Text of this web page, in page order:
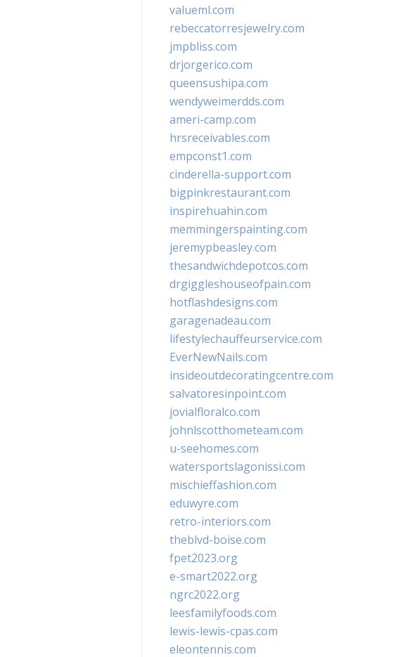
valueml.com
rebeccatorresjewelry.com
jmpbliss.com
drjorgerico.com
queensushipa.com
wendyweimerdds.com
ameri-camp.com
hrsreceivables.com
empconst1.com
cinderella-support.com
bigpinkrestaurant.com
inspirehuahin.com
memmingerspainting.com
jeremypbeasley.com
thesandwichdepotcos.com
drgiggleshouseofpain.com
hotflashdesigns.com
garagenadeau.com
lifestylechauffeurservice.com
EverNewNails.com
insideoutdecoratingcentre.com
salvatoresinpoint.com
jovialfloralco.com
johnlscotthometeam.com
u-seehomes.com
watersportslagonissi.com
mischieffashion.com
eduwyre.com
retro-interiors.com
theblvd-boise.com
fpet2023.org
e-smart2022.org
ngrc2022.org
leesfamilyfoods.com
lewis-lewis-cpas.com
eleontennis.com